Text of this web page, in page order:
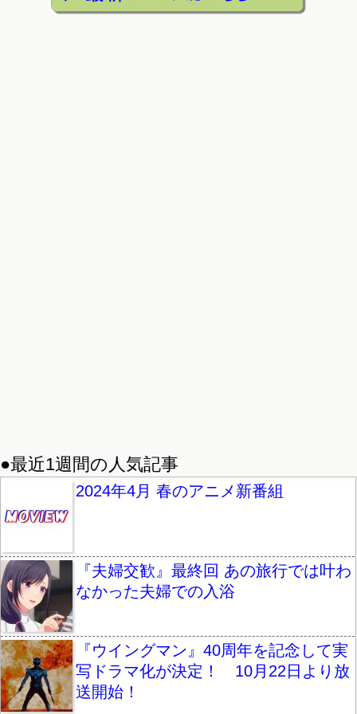
●最近1週間の人気記事
2024年4月 春のアニメ新番組
『夫婦交歓』最終回 あの旅行では叶わ
なかった夫婦での入浴
『ウイングマン』40周年を記念して実
写ドラマ化が決定！ 10月22日より放
送開始！